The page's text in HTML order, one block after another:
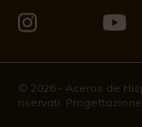
a
trovarci
su
a
su
© 2026 - Aceros de
riservati.